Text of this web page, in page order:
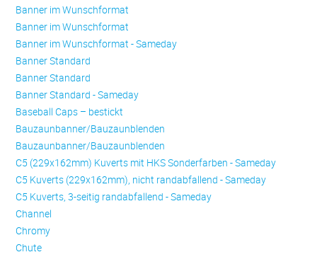
Banner im Wunschformat
Banner im Wunschformat
Banner im Wunschformat - Sameday
Banner Standard
Banner Standard
Banner Standard - Sameday
Baseball Caps – bestickt
Bauzaunbanner/Bauzaunblenden
Bauzaunbanner/Bauzaunblenden
C5 (229x162mm) Kuverts mit HKS Sonderfarben - Sameday
C5 Kuverts (229x162mm), nicht randabfallend - Sameday
C5 Kuverts, 3-seitig randabfallend - Sameday
Channel
Chromy
Chute